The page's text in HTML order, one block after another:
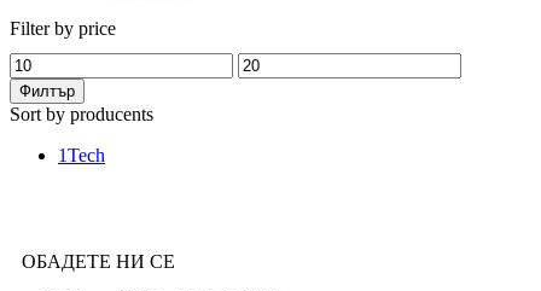
Filter by price
Филтър
Sort by producents
1Tech
Door sit amet, consectetur adip iscing elit, sed do ore magna
ОБАДЕТЕ НИ СЕ